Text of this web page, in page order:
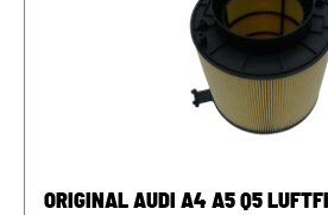
wir Ihnen die Möglichkeit, uns vor
der Kaufabwicklung die 17-stellige
VW: WVWZZZ... Audi: WAUZZZ...)
mitzuteilen. Wir prüfen vorab, ob der
ORIGINAL AUDI A4 A5 Q5